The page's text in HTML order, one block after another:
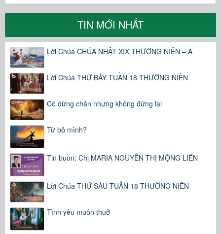
TIN MỚI NHẤT
Lời Chúa CHÚA NHẬT XIX THƯỜNG NIÊN – A
Lời Chúa THỨ BẢY TUẦN 18 THƯỜNG NIÊN
Có dừng chân nhưng không đứng lại
Từ bỏ mình?
Tin buồn: Chị MARIA NGUYỄN THỊ MỘNG LIÊN
Lời Chúa THỨ SÁU TUẦN 18 THƯỜNG NIÊN
Tình yêu muôn thuở